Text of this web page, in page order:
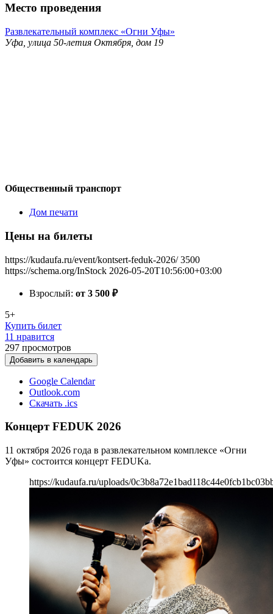
Место проведения
Развлекательный комплекс «Огни Уфы»
Уфа, улица 50-летия Октября, дом 19
Общественный транспорт
Дом печати
Цены на билеты
https://kudaufa.ru/event/kontsert-feduk-2026/ 3500
https://schema.org/InStock 2026-05-20T10:56:00+03:00
Взрослый: от 3 500 ₽
5+
Купить билет
11 нравится
297 просмотров
Добавить в календарь
Google Calendar
Outlook.com
Скачать .ics
Концерт FEDUK 2026
11 октября 2026 года в развлекательном комплексе «Огни
Уфы» состоится концерт FEDUKа.
https://kudaufa.ru/uploads/